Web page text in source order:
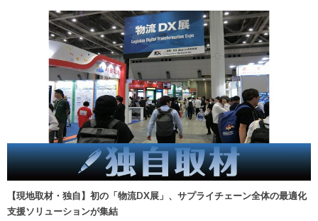
【現地取材・独自】初の「物流DX展」、サプライチェーン全体の最適化
支援ソリューションが集結